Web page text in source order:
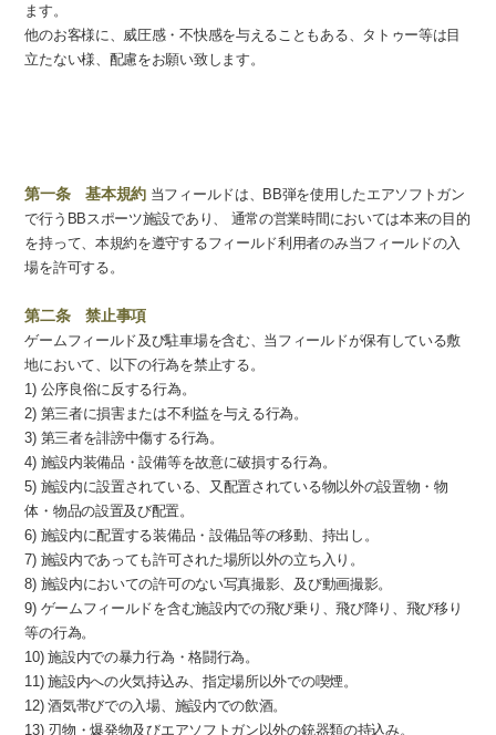
ます。
他のお客様に、威圧感・不快感を与えることもある、タトゥー等は目
立たない様、配慮をお願い致します。
第一条 基本規約 当フィールドは、BB弾を使用したエアソフトガン
で行うBBスポーツ施設であり、 通常の営業時間においては本来の目的
を持って、本規約を遵守するフィールド利用者のみ当フィールドの入
場を許可する。
第二条 禁止事項
ゲームフィールド及び駐車場を含む、当フィールドが保有している敷
地において、以下の行為を禁止する。
1) 公序良俗に反する行為。
2) 第三者に損害または不利益を与える行為。
3) 第三者を誹謗中傷する行為。
4) 施設内装備品・設備等を故意に破損する行為。
5) 施設内に設置されている、又配置されている物以外の設置物・物
体・物品の設置及び配置。
6) 施設内に配置する装備品・設備品等の移動、持出し。
7) 施設内であっても許可された場所以外の立ち入り。
8) 施設内においての許可のない写真撮影、及び動画撮影。
9) ゲームフィールドを含む施設内での飛び乗り、飛び降り、飛び移り
等の行為。
10) 施設内での暴力行為・格闘行為。
11) 施設内への火気持込み、指定場所以外での喫煙。
12) 酒気帯びでの入場、施設内での飲酒。
13) 刃物・爆発物及びエアソフトガン以外の銃器類の持込み。